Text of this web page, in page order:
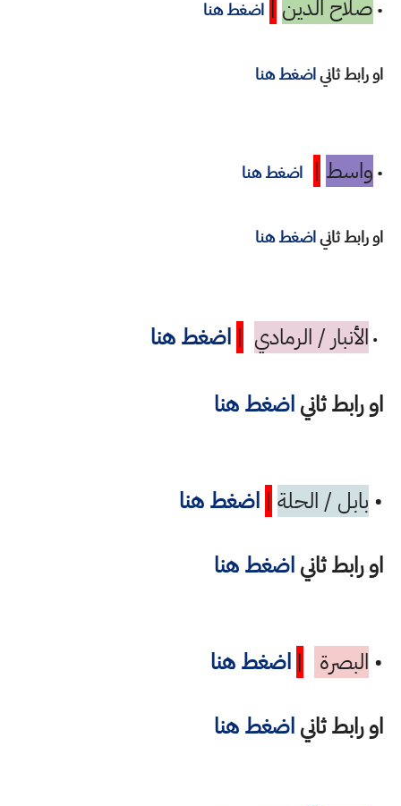
• صلاح الدين | اضغط هنا
او رابط ثانياضغط هنا
• واسط | اضغط هنا
او رابط ثانياضغط هنا
• الأنبار / الرمادي | اضغط هنا
او رابط ثانياضغط هنا
• بابل / الحلة | اضغط هنا
او رابط ثانياضغط هنا
• البصرة | اضغط هنا
او رابط ثانياضغط هنا